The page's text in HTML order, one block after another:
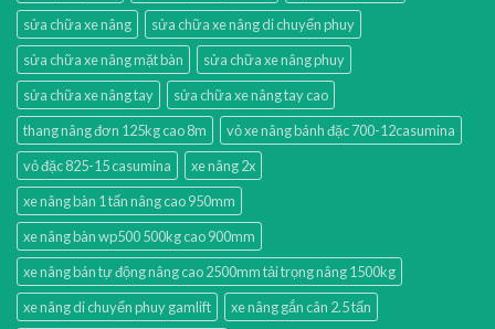
sửa chữa xe nâng
sửa chữa xe nâng di chuyển phuy
sửa chữa xe nâng mặt bàn
sửa chữa xe nâng phuy
sửa chữa xe nâng tay
sửa chữa xe nâng tay cao
thang nâng đơn 125kg cao 8m
vỏ xe nâng bánh đặc 700-12casumina
vỏ đặc 825-15 casumina
xe nâng 2x
xe nâng bàn 1 tấn nâng cao 950mm
xe nâng bàn wp500 500kg cao 900mm
xe nâng bán tự động nâng cao 2500mm tải trọng nâng 1500kg
xe nâng di chuyển phuy gamlift
xe nâng gắn cân 2.5 tấn